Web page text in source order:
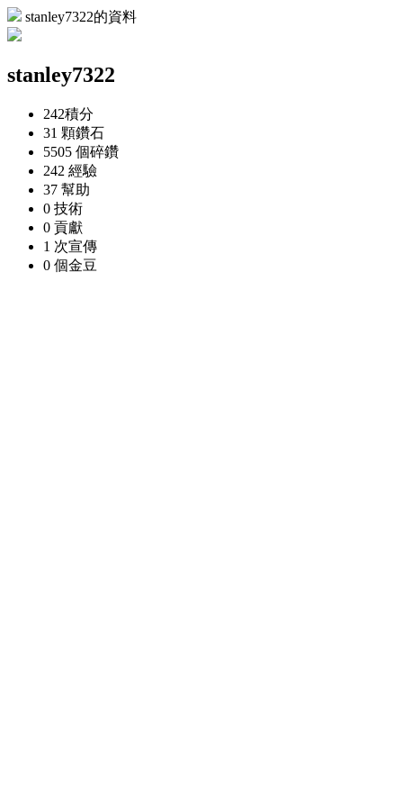
stanley7322的資料
stanley7322
242積分
31 顆鑽石
5505 個碎鑽
242 經驗
37 幫助
0 技術
0 貢獻
1 次宣傳
0 個金豆